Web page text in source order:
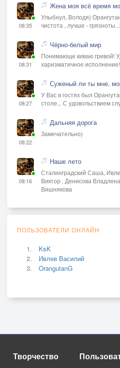
08:35
Жена моя всё время
Улыбнул, Володя)
чистота , лучше -
08:31
Чёрно-белый мир
Понимающе киваю гривой!
харизматичное
08:27
Суженый ли ты мне,
У Вас в гостях был
столе... С удовольствием
08:22
Дальняя дорога
Замечательно)
08:16
Наше лето
Сталинградский Саша,
Виктор , Денисова
Вишнякова
ПОЛЬЗОВАТЕЛИ ОНЛАЙН
KsK
Ивлев Василий
OrangutanG
Творчество